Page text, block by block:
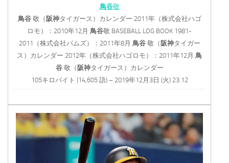
鳥谷敬
鳥谷敬（ 阪神タイガース）カレンダー 2011年（株式会社ハゴ
ロモ）：2010年12月 鳥谷敬 BASEBALL LOG BOOK 1981-
2011（株式会社パムズ）：2011年8月 鳥谷敬（ 阪神タイガー
ス）カレンダー 2012年（株式会社ハゴロモ）：2011年12月 鳥
谷敬（ 阪神タイガース）カレンダー
105キロバイト (14,605 語) – 2019年12月3日 (火) 23:12